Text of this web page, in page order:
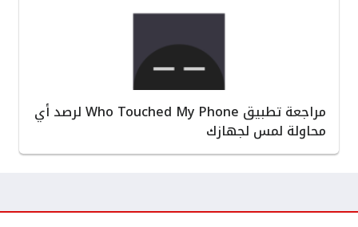
مراجعة تطبيق Who Touched My Phone لرصد أي
محاولة لمس لجهازك